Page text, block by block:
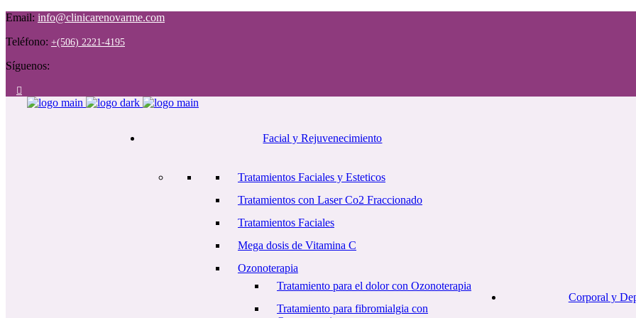
Email: info@clinicarenovarme.com
Teléfono: +(506) 2221-4195
Síguenos:
Facial y Rejuvenecimiento
Tratamientos Faciales y Esteticos
Tratamientos con Laser Co2 Fraccionado
Tratamientos Faciales
Mega dosis de Vitamina C
Ozonoterapia
Tratamiento para el dolor con Ozonoterapia
Tratamiento para fibromialgia con
Corporal y